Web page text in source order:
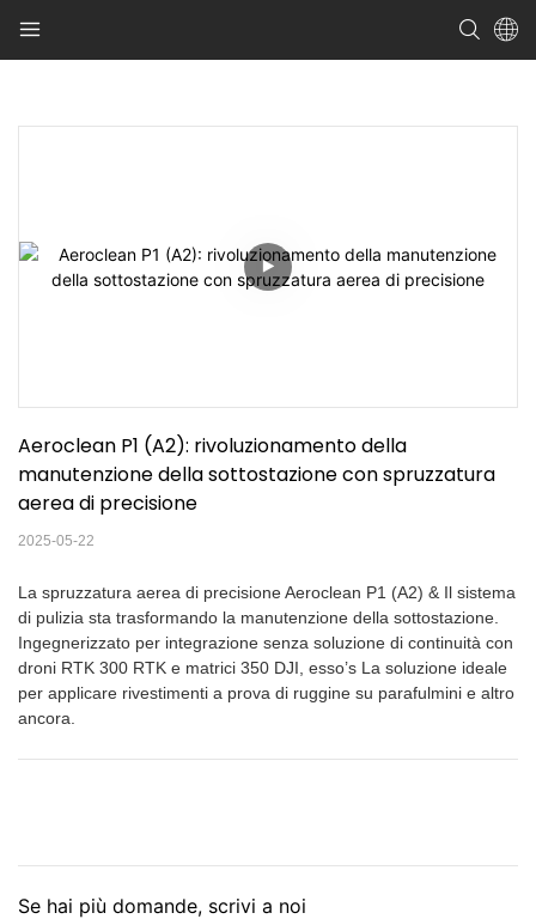
Aeroclean P1 (A2): rivoluzionamento della
manutenzione della sottostazione con spruzzatura
aerea di precisione
2025-05-22
La spruzzatura aerea di precisione Aeroclean P1 (A2) & Il sistema
di pulizia sta trasformando la manutenzione della sottostazione.
Ingegnerizzato per integrazione senza soluzione di continuità con
droni RTK 300 RTK e matrici 350 DJI, esso’s La soluzione ideale
per applicare rivestimenti a prova di ruggine su parafulmini e altro
ancora.
Se hai più domande, scrivi a noi